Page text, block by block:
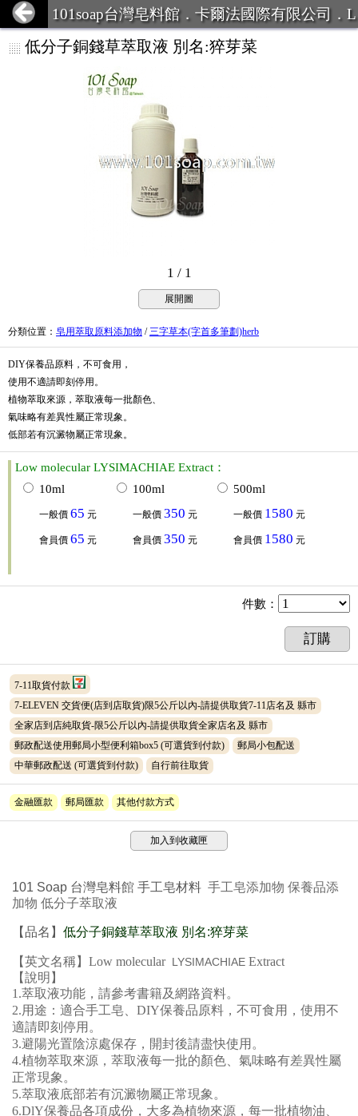
101soap台灣皂料館．卡爾法國際有限公司．L
INE ID:101Soap 客服專線:07-387
低分子銅錢草萃取液 別名:猝芽菜
1 / 1
展開圖
分類位置 ： 皂用萃取原料添加物 /三字草本(字首多筆劃)herb
DIY保養品原料，不可食用，
使用不適請即刻停用。
植物萃取來源，萃取液每一批顏色、
氣味略有差異性屬正常現象。
低部若有沉澱物屬正常現象。
Low molecular LYSIMACHIAE Extract：
10ml
一般價 65 元
會員價 65 元
100ml
一般價 350 元
會員價 350 元
500ml
一般價 1580 元
會員價 1580 元
件數 ：
訂購
7-11取貨付款
7-ELEVEN 交貨便(店到店取貨)限5公斤以內-請提供取貨7-11店名及 縣市
全家店到店純取貨-限5公斤以內-請提供取貨全家店名及 縣市
郵政配送使用郵局小型便利箱box5 (可選貨到付款)
郵局小包配送
中華郵政配送 (可選貨到付款) 自行前往取貨
金融匯款 郵局匯款 其他付款方式
加入到收藏匣
101 Soap 台灣皂料館 手工皂材料 手工皂添加物 保養品添
加物 低分子萃取液
【品名】 低分子銅錢草萃取液 別名:猝芽菜
【英文名稱】 Low molecular LYSIMACHIAEExtract
【說明】
1.萃取液功能，請參考書籍及網路資料。
2.用途：適合手工皂、DIY保養品原料，不可食用，使用不
適請即刻停用。
3.避陽光置陰涼處保存，開封後請盡快使用。
4.植物萃取來源，萃取液每一批的顏色、氣味略有差異性屬
正常現象。
5.萃取液底部若有沉澱物屬正常現象。
6.DlY保養品各項成份，大多為植物來源，每一批植物油、